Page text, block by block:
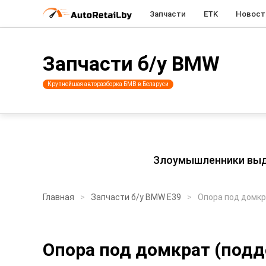
Запчасти ETK
Запчасти б/у BMW
Крупнейшая авторазборка БМВ в Беларуси
Злоумышленники
Главная Запчасти б/у BMW E39 Опора под
Опора под домкрат